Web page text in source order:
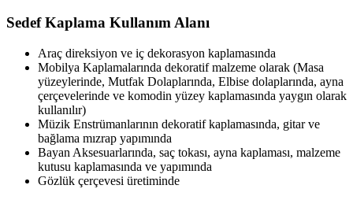
Sedef Kaplama Kullanım Alanı
Araç direksiyon ve iç dekorasyon kaplamasında
Mobilya Kaplamalarında dekoratif malzeme olarak (Masa
yüzeylerinde, Mutfak Dolaplarında, Elbise dolaplarında, ayna
çerçevelerinde ve komodin yüzey kaplamasında yaygın olarak
kullanılır)
Müzik Enstrümanlarının dekoratif kaplamasında, gitar ve
bağlama mızrap yapımında
Bayan Aksesuarlarında, saç tokası, ayna kaplaması, malzeme
kutusu kaplamasında ve yapımında
Gözlük çerçevesi üretiminde